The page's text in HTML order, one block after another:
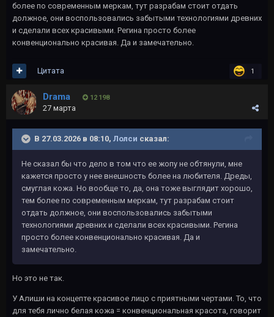
более по современным меркам, тут разрабам стоит отдать
должное, они воспользовались забытыми технологиями древних
и сделали всех красивыми. Регина просто более
конвенционально красивая. Да и замечательно.
1
Цитата
Drama 12 198
27 марта
В 27.03.2026 в 08:10, Лолси сказал:
Не сказал бы что дело в том что ее жопу не обтянули, мне
кажется просто у нее внешность более на любителя. Дреды,
смуглая кожа. Но вообще то, да, она тоже выглядит хорошо,
тем более по современным меркам, тут разрабам стоит
отдать должное, они воспользовались забытыми
технологиями древних и сделали всех красивыми. Регина
просто более конвенционально красивая. Да и
замечательно.
Но это не так.
У Алиши на концепте красивое лицо с приятными чертами. То, что
для тебя лично белая кожа = конвенциональная красота, говорит